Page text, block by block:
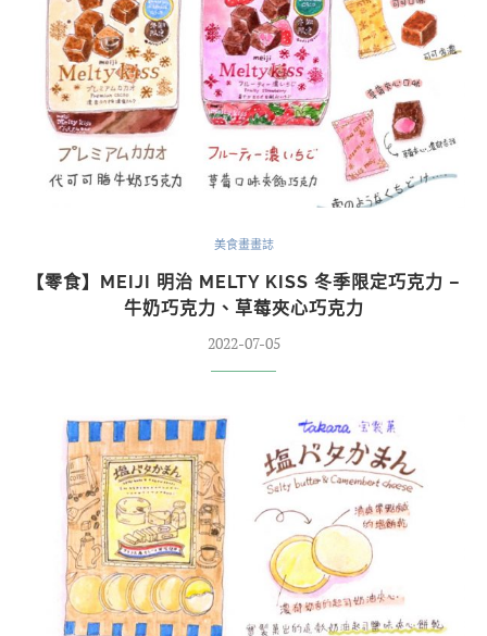
美食畫畫誌
【零食】MEIJI 明治 MELTY KISS 冬季限定巧克力 –
牛奶巧克力、草莓夾心巧克力
2022-07-05